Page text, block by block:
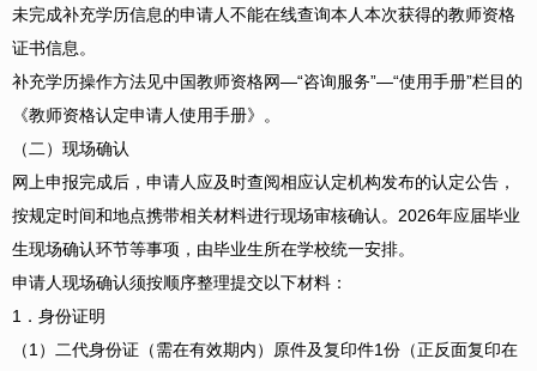
未完成补充学历信息的申请人不能在线查询本人本次获得的教师资格
证书信息。
补充学历操作方法见中国教师资格网—“咨询服务”—“使用手册”栏目的
《教师资格认定申请人使用手册》。
（二）现场确认
网上申报完成后，申请人应及时查阅相应认定机构发布的认定公告，
按规定时间和地点携带相关材料进行现场审核确认。2026年应届毕业
生现场确认环节等事项，由毕业生所在学校统一安排。
申请人现场确认须按顺序整理提交以下材料：
1．身份证明
（1）二代身份证（需在有效期内）原件及复印件1份（正反面复印在